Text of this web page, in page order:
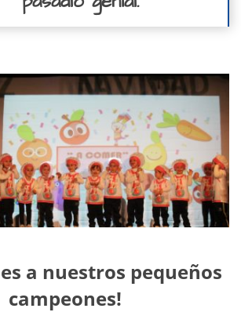
a nuestros pequeños
campeones!